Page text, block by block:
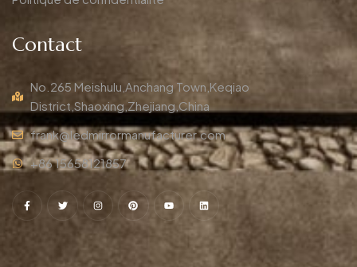
Contact
No.265 Meishulu,Anchang Town,Keqiao
District,Shaoxing,Zhejiang,China
frank@ledmirrormanufacturer.com
+86 15658121857